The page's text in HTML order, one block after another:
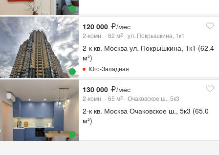
120 000 /мес
2-комн. 62 м2 ул. Покрышкина, 1к1
2-к кв. Москва ул. Покрышкина, 1к1 (62.4
м²)
Юго-Западная
130 000 /мес
2-комн. 65 м2 Очаковское ш., 5к3
2-к кв. Москва Очаковское ш., 5к3 (65.0
м²)